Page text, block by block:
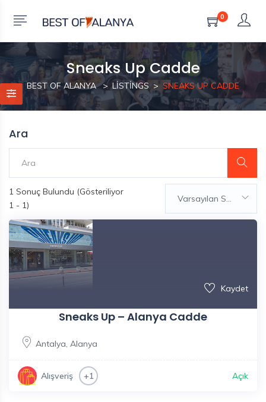
0
Sneaks Up Cadde
BEST OF ALANYA LISTINGS SNEAKS UP CADDE
Ara
1 Sonuç Bulundu (Gösteriliyor
1 - 1)
Varsayılan Sıralama
Kaydet
Sneaks Up – Alanya Cadde
Antalya, Alanya
Alışveriş +1 Açık